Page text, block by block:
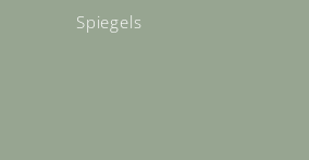
Spiegels